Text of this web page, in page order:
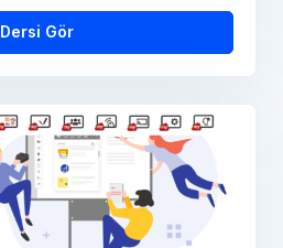
Dersi Gör